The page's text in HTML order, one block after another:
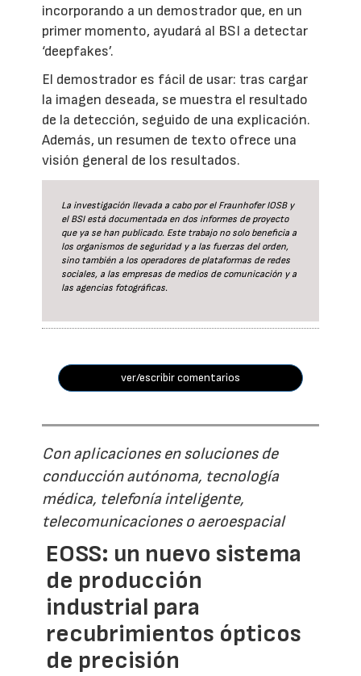
incorporando a un demostrador que, en un
primer momento, ayudará al BSI a detectar
‘deepfakes’.
El demostrador es fácil de usar: tras cargar
la imagen deseada, se muestra el resultado
de la detección, seguido de una explicación.
Además, un resumen de texto ofrece una
visión general de los resultados.
La investigación llevada a cabo por el Fraunhofer IOSB y
el BSI está documentada en dos informes de proyecto
que ya se han publicado. Este trabajo no solo beneficia a
los organismos de seguridad y a las fuerzas del orden,
sino también a los operadores de plataformas de redes
sociales, a las empresas de medios de comunicación y a
las agencias fotográficas.
ver/escribir comentarios
Con aplicaciones en soluciones de
conducción autónoma, tecnología
médica, telefonía inteligente,
telecomunicaciones o aeroespacial
EOSS: un nuevo sistema
de producción
industrial para
recubrimientos ópticos
de precisión